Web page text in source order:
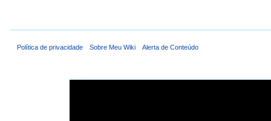
Política de privacidade Sobre Meu Wiki Alerta de Conteúdo